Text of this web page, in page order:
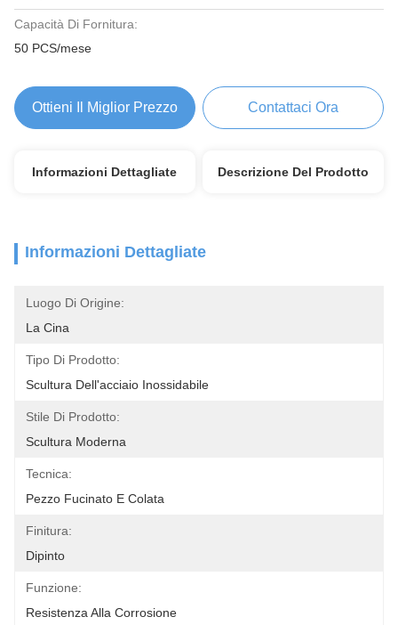
Capacità Di Fornitura:
50 PCS/mese
Ottieni Il Miglior Prezzo Contattaci Ora
Informazioni Dettagliate Descrizione Del Prodotto
Informazioni Dettagliate
Luogo Di Origine:
La Cina
Tipo Di Prodotto:
Scultura Dell'acciaio Inossidabile
Stile Di Prodotto:
Scultura Moderna
Tecnica:
Pezzo Fucinato E Colata
Finitura:
Dipinto
Funzione:
Resistenza Alla Corrosione